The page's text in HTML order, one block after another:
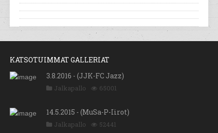
KATSOTUIMMAT GALLERIAT
3.8.2016 - (JJK-FC Jazz)
Jalkapallo 65001
14.5.2015 - (MuSa-P-Iirot)
Jalkapallo 52441